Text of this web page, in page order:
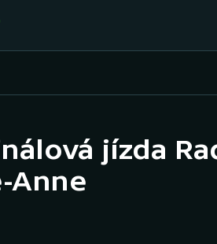
Baseball a softbal
jízda
Anne